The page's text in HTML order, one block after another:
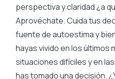
perspectiva y claridad ¿a
Aprovéchate. Cuida tus
fuente de autoestima y
hayas vivido en los últimos
situaciones difíciles y en
has tomado una decisión.